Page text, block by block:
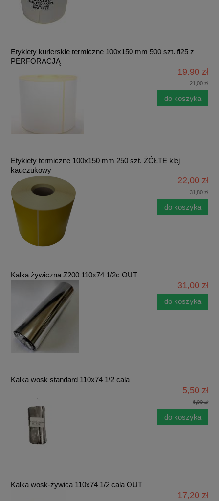
Etykiety kurierskie termiczne 100x150 mm 500 szt. fi25 z
PERFORACJĄ
19,90 zł
21,00 zł
do koszyka
Etykiety termiczne 100x150 mm 250 szt. ŻÓŁTE klej
kauczukowy
22,00 zł
31,80 zł
do koszyka
Kalka żywiczna Z200 110x74 1/2c OUT
31,00 zł
do koszyka
Kalka wosk standard 110x74 1/2 cala
5,50 zł
6,00 zł
do koszyka
Kalka wosk-żywica 110x74 1/2 cala OUT
17,20 zł